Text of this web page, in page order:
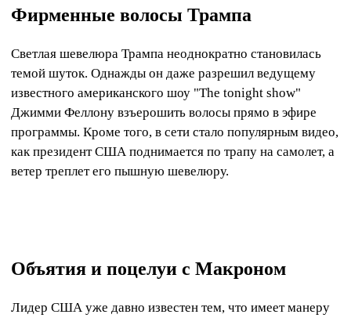
Фирменные волосы Трампа
Светлая шевелюра Трампа неоднократно становилась
темой шуток. Однажды он даже разрешил ведущему
известного американского шоу "The tonight show"
Джимми Феллону взъерошить волосы прямо в эфире
программы. Кроме того, в сети стало популярным видео,
как президент США поднимается по трапу на самолет, а
ветер треплет его пышную шевелюру.
Объятия и поцелуи с Макроном
Лидер США уже давно известен тем, что имеет манеру